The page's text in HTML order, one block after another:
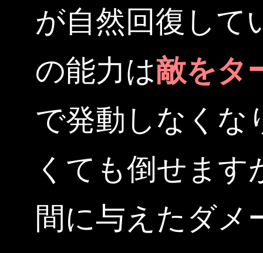
が自然回復して
の能力は敵をタ
で発動しなくな
くても倒せま
間に与えたダメ